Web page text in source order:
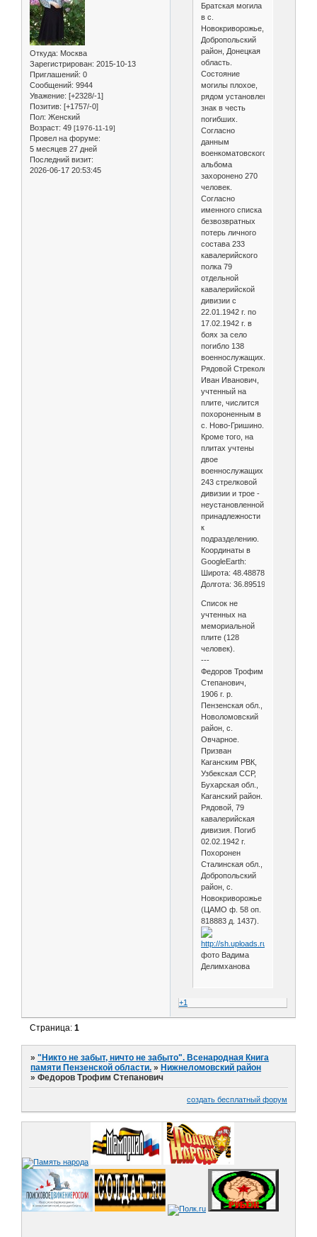
Откуда: Москва
Зарегистрирован: 2015-10-13
Приглашений: 0
Сообщений: 9944
Уважение: [+2328/-1]
Позитив: [+1757/-0]
Пол: Женский
Возраст: 49 [1976-11-19]
Провел на форуме:
5 месяцев 27 дней
Последний визит:
2026-06-17 20:53:45
Братская могила
в с.
Новокриворожье,
Добропольский
район, Донецкая
область.
Состояние
могилы плохое,
рядом установлен памятный
знак в честь
погибших.
Согласно
данным
военкоматовского
альбома
захоронено 270
человек.
Согласно
именного списка
безвозвратных
потерь личного
состава 233
кавалерийского
полка 79
отдельной
кавалерийской
дивизии с
22.01.1942 г. по
17.02.1942 г. в
боях за село
погибло 138
военнослужащих.
Рядовой Стреколовский
Иван Иванович,
учтенный на
плите, числится
похороненным в
с. Ново-Гришино.
Кроме того, на
плитах учтены
двое
военнослужащих
243 стрелковой
дивизии и трое -
неустановленной
принадлежности
к
подразделению.
Координаты в
GoogleEarth:
Широта: 48.488781°
Долгота: 36.895193°
Список не
учтенных на
мемориальной
плите (128
человек).
---
Федоров Трофим
Степанович,
1906 г. р.
Пензенская обл.,
Новоломовский
район, с.
Овчарное.
Призван
Каганским РВК,
Узбекская ССР,
Бухарская обл.,
Каганский район.
Рядовой, 79
кавалерийская
дивизия. Погиб
02.02.1942 г.
Похоронен
Сталинская обл.,
Добропольский
район, с.
Новокриворожье
(ЦАМО ф. 58 оп.
818883 д. 1437).
фото Вадима
Делимханова
+1
Страница:1
»"Никто не забыт, ничто не забыто". Всенародная Книга
памяти Пензенской области. »Нижнеломовский район
»Федоров Трофим Степанович
создать бесплатный форум